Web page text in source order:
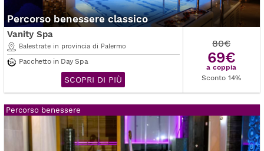
Percorso benessere classico
Vanity Spa
Balestrate in provincia di Palermo
Pacchetto in Day Spa
SCOPRI DI PIÙ
80€
69€
a coppia
Sconto 14%
Percorso benessere